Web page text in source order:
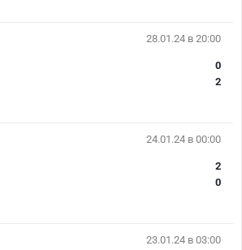
28.01.24 в 20:00
0
2
24.01.24 в 00:00
2
0
23.01.24 в 03:00